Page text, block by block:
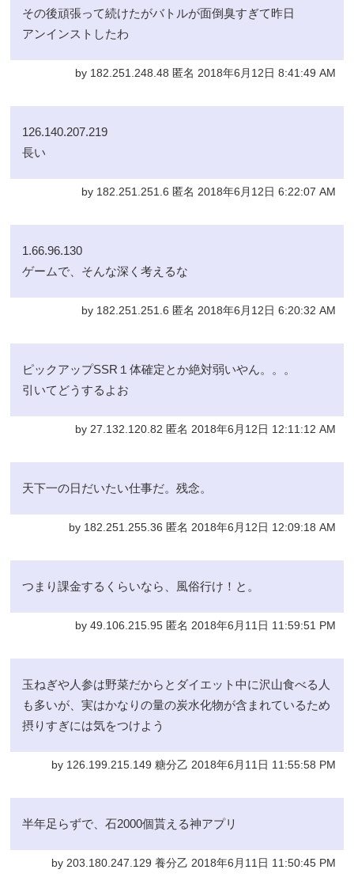
その後頑張って続けたがバトルが面倒臭すぎて昨日
アンインストしたわ
by 182.251.248.48 匿名 2018年6月12日 8:41:49 AM
126.140.207.219
長い
by 182.251.251.6 匿名 2018年6月12日 6:22:07 AM
1.66.96.130
ゲームで、そんな深く考えるな
by 182.251.251.6 匿名 2018年6月12日 6:20:32 AM
ピックアップSSR１体確定とか絶対弱いやん。。。
引いてどうするよお
by 27.132.120.82 匿名 2018年6月12日 12:11:12 AM
天下一の日だいたい仕事だ。残念。
by 182.251.255.36 匿名 2018年6月12日 12:09:18 AM
つまり課金するくらいなら、風俗行け！と。
by 49.106.215.95 匿名 2018年6月11日 11:59:51 PM
玉ねぎや人参は野菜だからとダイエット中に沢山食べる人
も多いが、実はかなりの量の炭水化物が含まれているため
摂りすぎには気をつけよう
by 126.199.215.149 糖分乙 2018年6月11日 11:55:58 PM
半年足らずで、石2000個貰える神アプリ
by 203.180.247.129 養分乙 2018年6月11日 11:50:45 PM